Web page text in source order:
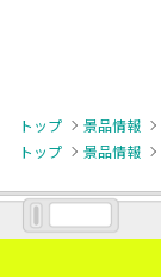
トップ 景品情報
トップ
景品情報